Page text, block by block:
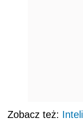
Zobacz też: